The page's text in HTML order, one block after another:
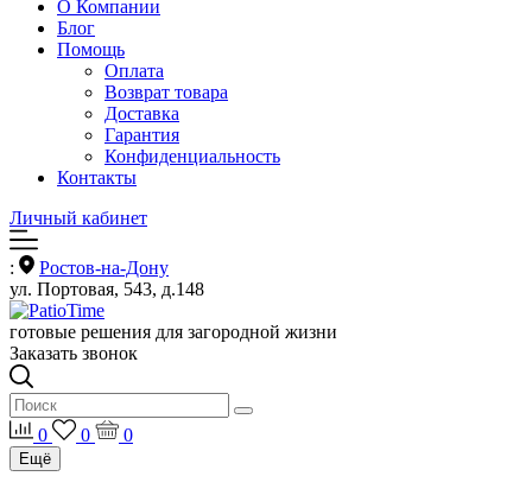
О Компании
Блог
Помощь
Оплата
Возврат товара
Доставка
Гарантия
Конфиденциальность
Контакты
Личный кабинет
:
Ростов-на-Дону
ул. Портовая, 543, д.148
готовые решения для загородной жизни
Заказать звонок
0 0 0
Ещё